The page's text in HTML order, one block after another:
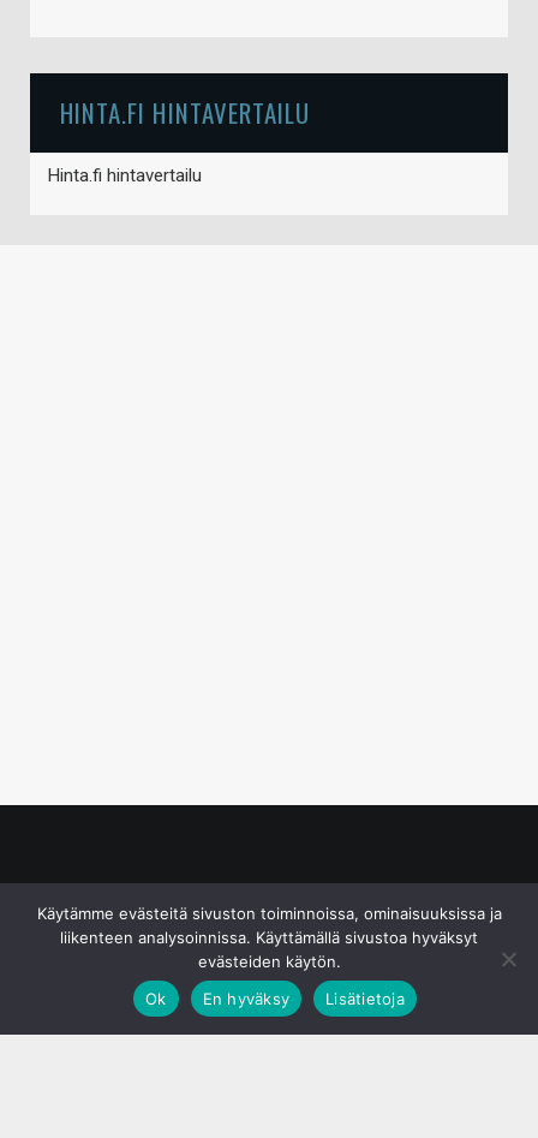
HINTA.FI HINTAVERTAILU
Hinta.fi hintavertailu
Käytämme evästeitä sivuston toiminnoissa, ominaisuuksissa ja
liikenteen analysoinnissa. Käyttämällä sivustoa hyväksyt
evästeiden käytön.
Ok
En hyväksy Lisätietoja